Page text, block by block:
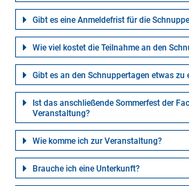
Gibt es eine Anmeldefrist für die
Wie viel kostet die Teilnahme an den
Gibt es an den Schnuppertagen etwas zu
Ist das anschließende Sommerfest der
Veranstaltung?
Wie komme ich zur Veranstaltung?
Brauche ich eine Unterkunft?